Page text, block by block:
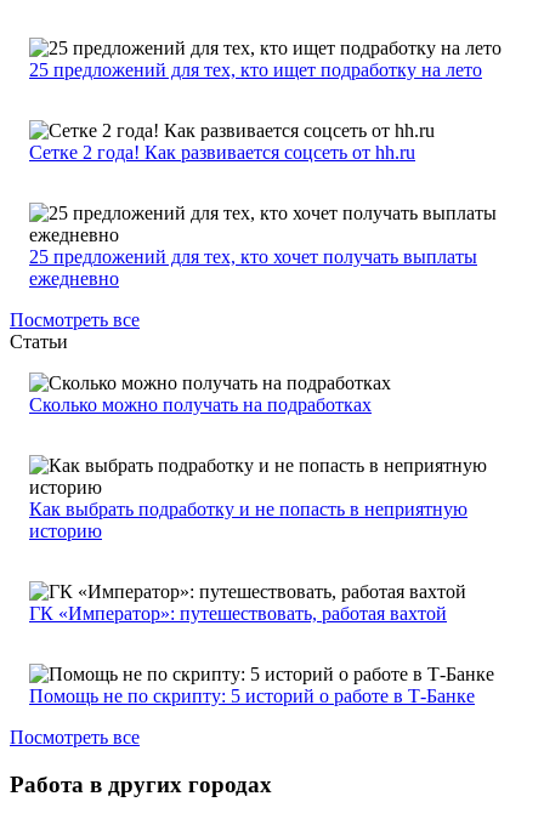
25 предложений для тех, кто ищет подработку на лето
Сетке 2 года! Как развивается соцсеть от hh.ru
25 предложений для тех, кто хочет получать выплаты
ежедневно
Посмотреть все
Статьи
Сколько можно получать на подработках
Как выбрать подработку и не попасть в неприятную
историю
ГК «Император»: путешествовать, работая вахтой
Помощь не по скрипту: 5 историй о работе в Т-Банке
Посмотреть все
Работа в других городах